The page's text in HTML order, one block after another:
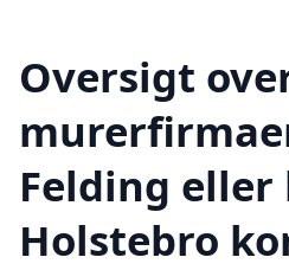
Oversigt
Felding eller
Holstebro